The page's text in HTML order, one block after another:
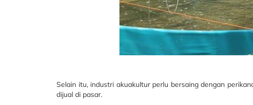
Selain itu, industri akuakultur perlu bersaing dengan
dijual di pasar.